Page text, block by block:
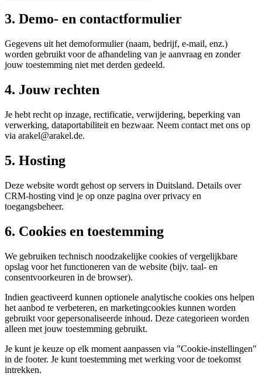
3. Demo- en contactformulier
Gegevens uit het demoformulier (naam, bedrijf, e-mail, enz.)
worden gebruikt voor de afhandeling van je aanvraag en zonder
jouw toestemming niet met derden gedeeld.
4. Jouw rechten
Je hebt recht op inzage, rectificatie, verwijdering, beperking van
verwerking, dataportabiliteit en bezwaar. Neem contact met ons op
via arakel@arakel.de.
5. Hosting
Deze website wordt gehost op servers in Duitsland. Details over
CRM-hosting vind je op onze pagina over privacy en
toegangsbeheer.
6. Cookies en toestemming
We gebruiken technisch noodzakelijke cookies of vergelijkbare
opslag voor het functioneren van de website (bijv. taal- en
consentvoorkeuren in de browser).
Indien geactiveerd kunnen optionele analytische cookies ons helpen
het aanbod te verbeteren, en marketingcookies kunnen worden
gebruikt voor gepersonaliseerde inhoud. Deze categorieen worden
alleen met jouw toestemming gebruikt.
Je kunt je keuze op elk moment aanpassen via "Cookie-instellingen"
in de footer. Je kunt toestemming met werking voor de toekomst
intrekken.